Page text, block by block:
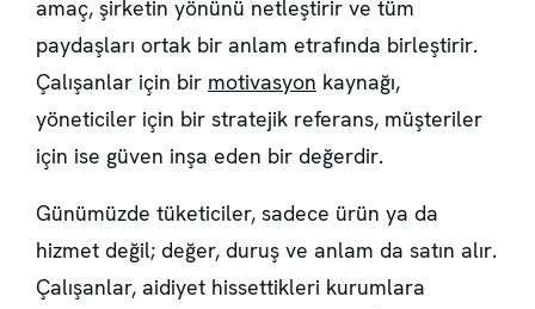
amaç, şirketin yönünü netleştirir ve tüm
paydaşları ortak bir anlam etrafında birleştirir.
Çalışanlar için bir motivasyon kaynağı,
yöneticiler için bir stratejik referans, müşteriler
için ise güven inşa eden bir değerdir.
Günümüzde tüketiciler, sadece ürün ya da
hizmet değil; değer, duruş ve anlam da satın alır.
Çalışanlar, aidiyet hissettikleri kurumlara